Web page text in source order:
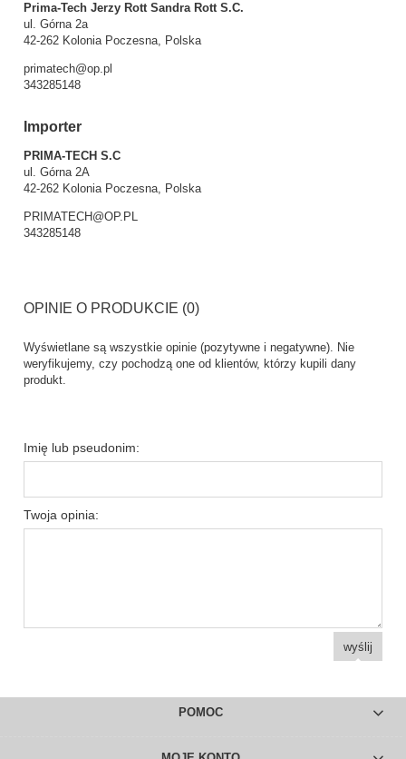
Prima-Tech Jerzy Rott Sandra Rott S.C.
ul. Górna 2a
42-262 Kolonia Poczesna, Polska
primatech@op.pl
343285148
Importer
PRIMA-TECH S.C
ul. Górna 2A
42-262 Kolonia Poczesna, Polska
PRIMATECH@OP.PL
343285148
OPINIE O PRODUKCIE (0)
Wyświetlane są wszystkie opinie (pozytywne i negatywne). Nie
weryfikujemy, czy pochodzą one od klientów, którzy kupili dany
produkt.
Imię lub pseudonim:
Twoja opinia:
wyślij
POMOC